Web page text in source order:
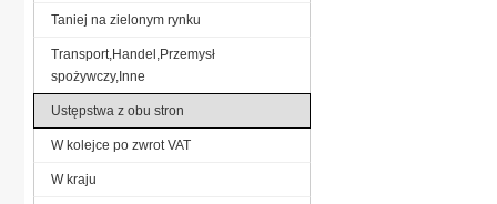
Taniej na zielonym rynku
Transport,Handel,Przemysł
spożywczy,Inne
Ustępstwa z obu stron
W kolejce po zwrot VAT
W kraju